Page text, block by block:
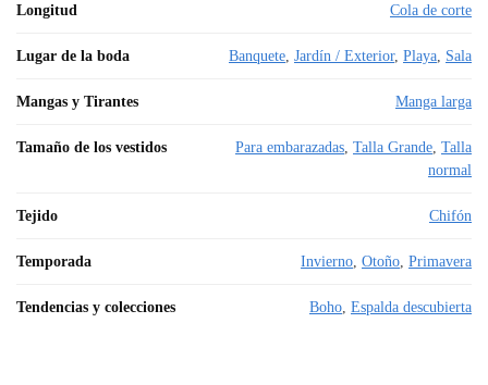
Longitud Cola de corte
Lugar de la boda Banquete Jardín / Exterior, Playa Sala
Mangas y Tirantes Manga larga
Tamaño de los vestidos Para embarazadas Talla Grande Talla
normal
Tejido Chifón
Temporada Invierno Otoño Primavera
Tendencias y colecciones Boho Espalda descubierta